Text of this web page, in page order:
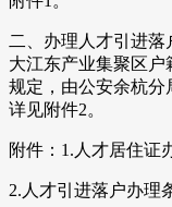
二、办理人才引进落
大江东产业集聚区户
规定，由公安余杭分
详见附件2。
附件：1.人才居住证
2.人才引进落户办理